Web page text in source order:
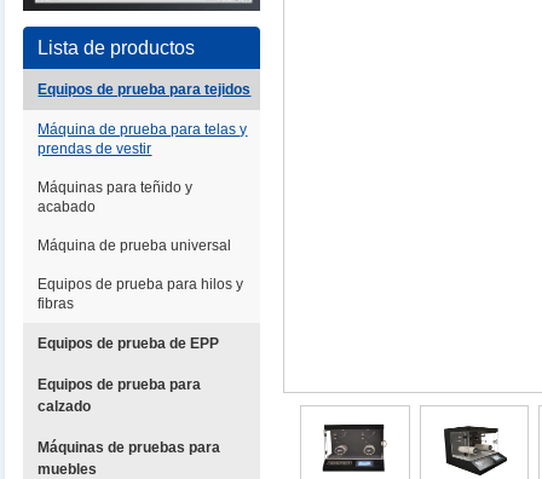
Lista de productos
Equipos de prueba para tejidos
Máquina de prueba para telas y
prendas de vestir
Máquinas para teñido y
acabado
Máquina de prueba universal
Equipos de prueba para hilos y
fibras
Equipos de prueba de EPP
Equipos de prueba para
calzado
Máquinas de pruebas para
muebles